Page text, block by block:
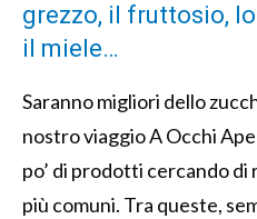
grezzo, il fruttosio,
il miele…
Saranno migliori dello
nostro viaggio A Occhi
po’ di prodotti cercando
più comuni. Tra queste,